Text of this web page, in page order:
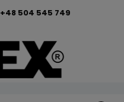
+48 504 545 749